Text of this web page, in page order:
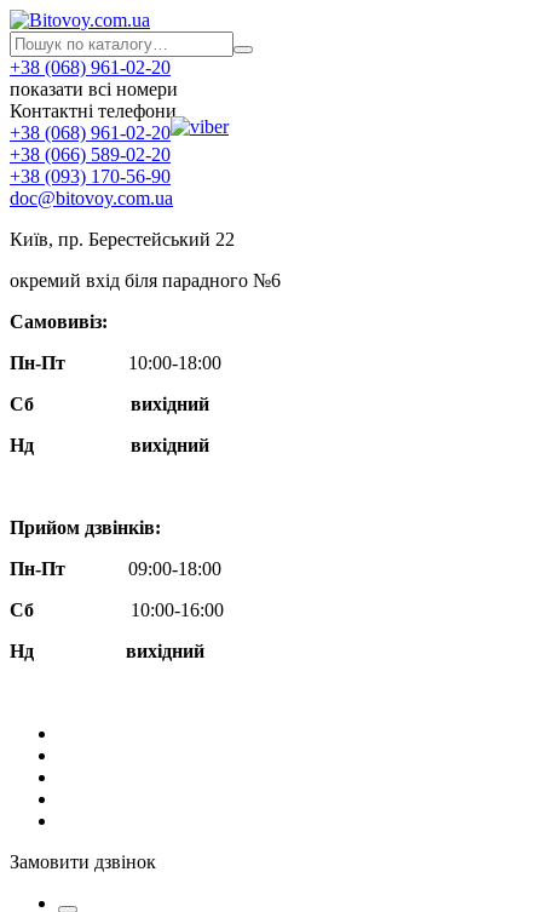
+38 (068) 961-02-20
показати всі номери
Контактні телефони
+38 (068) 961-02-20
+38 (066) 589-02-20
+38 (093) 170-56-90
doc@bitovoy.com.ua
Київ, пр. Берестейський 22
окремий вхід біля парадного №6
Самовивіз:
Пн-Пт
10:00-18:00
Сб
вихідний
Нд
вихідний
Прийом дзвінків:
Пн-Пт
09:00-18:00
Сб
10:00-16:00
Нд вихідний
Замовити дзвінок